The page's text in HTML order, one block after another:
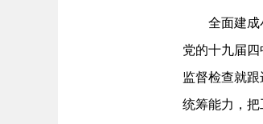
全面建成小
党的十九届
监督检查就
统筹能力，把